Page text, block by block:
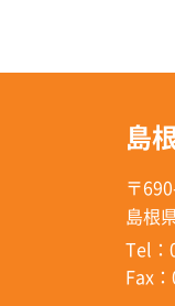
島
〒
島根
Tel：
Fax